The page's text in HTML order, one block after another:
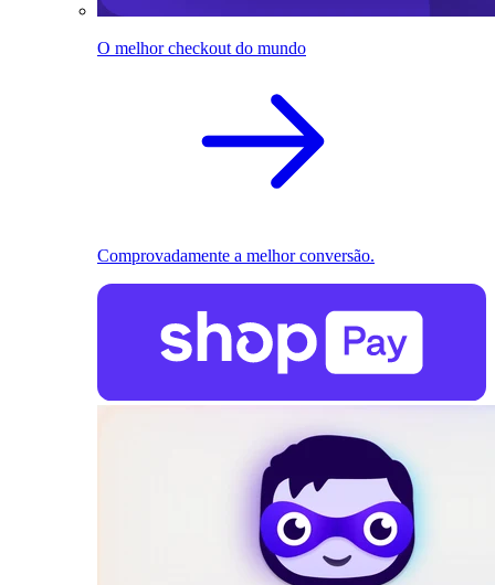
O melhor checkout do mundo
Comprovadamente a melhor conversão.